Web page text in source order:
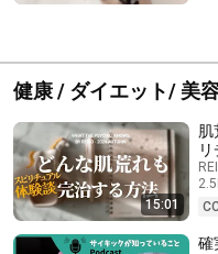
健康 / ダイエット/ 美
15:01
肌
あ
確